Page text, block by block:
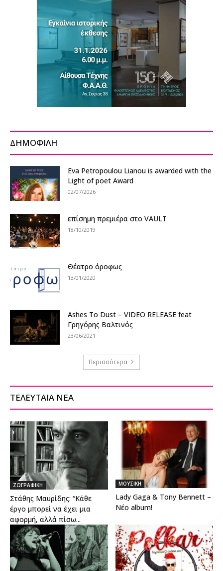
ΔΗΜΟΦΙΛΗ
Eva Petropoulou Lianou is awarded with the
Light of poet Award
02/07/2026
επίσημη πρεμιέρα στο VAULT
18/10/2019
Θέατρο όροφως
13/01/2020
Ashes To Dust – VIDEO RELEASE feat
Γρηγόρης Βαλτινός
23/06/2021
Περισσότερα
ΤΕΛΕΥΤΑΙΑ ΝΕΑ
ΖΩΓΡΑΦΙΚΗ
Στάθης Μαυρίδης: “Κάθε
έργο μπορεί να έχει μια
αφορμή, αλλά πίσω...
ΜΟΥΣΙΚΗ
Lady Gaga & Tony Bennett –
Νέο album!